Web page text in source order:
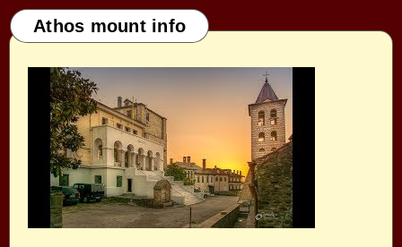
Athos mount info